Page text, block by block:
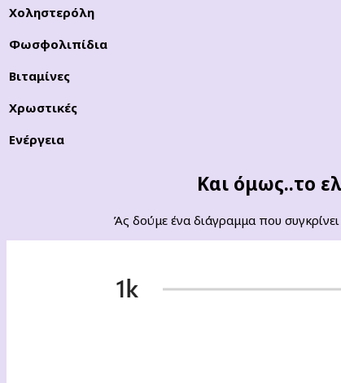
Χοληστερόλη
Φωσφολιπίδια
Βιταμίνες
Χρωστικές
Ενέργεια
Και όμως..το
Άς δούμε ένα διάγραμμα που